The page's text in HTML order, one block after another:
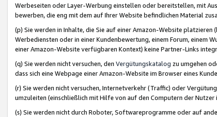
Werbeseiten oder Layer-Werbung einstellen oder bereitstellen, mit
bewerben, die eng mit dem auf Ihrer Website befindlichen Material
(p) Sie werden in Inhalte, die Sie auf einer Amazon-Website
Werbediensten oder in einer Kundenbewertung, einem Forum, einem
einer Amazon-Website verfügbaren Kontext) keine Partner-Links
(q) Sie werden nicht versuchen, den Vergütungskatalog zu umgehen
dass sich eine Webpage einer Amazon-Website im Browser eines
(r) Sie werden nicht versuchen, Internetverkehr (Traffic) oder
umzuleiten (einschließlich mit Hilfe von auf den Computern der
(s) Sie werden nicht durch Roboter, Softwareprogramme oder auf